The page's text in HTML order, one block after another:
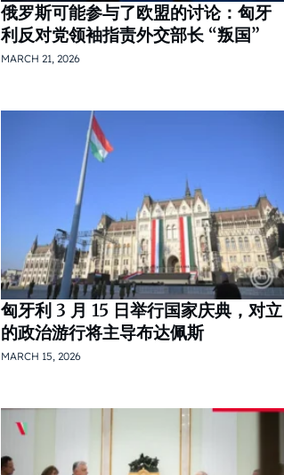
俄罗斯可能参与了欧盟的讨论：匈牙
利反对党领袖指责外交部长 “叛国”
MARCH 21, 2026
匈牙利 3 月 15 日举行国家庆典，对立
的政治游行将主导布达佩斯
MARCH 15, 2026